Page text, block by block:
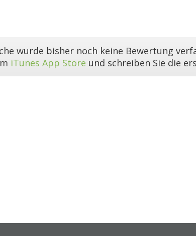
wurde bisher noch keine Bewertung
iTunes App Store und schreiben Sie die